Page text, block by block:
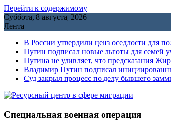
Перейти к содержимому
Суббота, 8 августа, 2026
Лента
В России утвердили ценз оседлости для
Путин подписал новые льготы для семей
Путина не удивляет, что предсказания
Владимир Путин подписал
Cуд закрыл процесс по делу бывшего
Специальная военная операция